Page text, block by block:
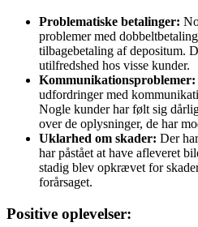
Problematiske betalinger:
problemer med
tilbagebetaling af depositum.
utilfredshed hos visse kunder.
Kommunikationsproblemer:
udfordringer med
Nogle kunder har følt sig
over de oplysninger, de har
Uklarhed om skader: Der
har påstået at have afleveret
stadig blev opkrævet for
forårsaget.
Positive oplevelser: